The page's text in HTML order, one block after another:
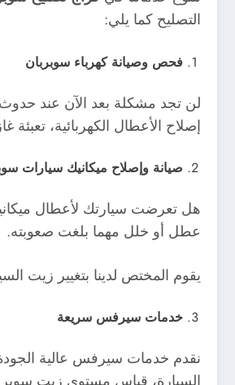
التصليح كما يلي:
فحص وصيانة كهرباء سوبربان
لن تجد مشكلة بعد الآن عند حدوث
إصلاح الأعطال الكهربائية،
صيانة وإصلاح ميكانيك سيارات
هل تعرضت سيارتك لأعطال
عطل أو خلل مهما بلغت صعوبته.
يقوم المختص لدينا بتغيير زيت
خدمات سيرفس سريعة
نقدم خدمات سيرفس عالية